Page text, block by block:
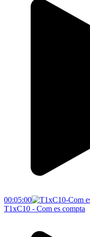
00:05:00
T1xC10 - Com es compta